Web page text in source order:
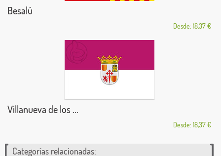
Besalú
Desde: 18,37 €
Villanueva de los ...
Desde: 18,37 €
Categorías relacionadas: